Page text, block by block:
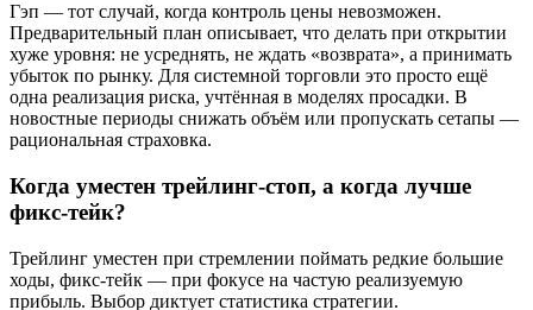
Гэп — тот случай, когда контроль цены невозможен.
Предварительный план описывает, что делать при открытии
хуже уровня: не усреднять, не ждать «возврата», а принимать
убыток по рынку. Для системной торговли это просто ещё
одна реализация риска, учтённая в моделях просадки. В
новостные периоды снижать объём или пропускать сетапы —
рациональная страховка.
Когда уместен трейлинг‑стоп, а когда лучше
фикс‑тейк?
Трейлинг уместен при стремлении поймать редкие большие
ходы, фикс‑тейк — при фокусе на частую реализуемую
прибыль. Выбор диктует статистика стратегии.